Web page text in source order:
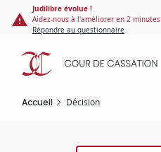
Panneau de gestion des cookies
contenu
principal
Judilibre évolue !
Aidez-nous à l'améliorer en 2 minutes
Répondre au questionnaire
Accueil Décision